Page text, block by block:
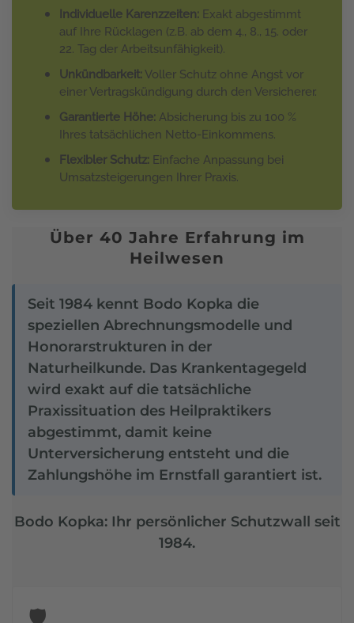
Individuelle Karenzzeiten: Exakt abgestimmt
auf Ihre Rücklagen (z.B. ab dem 4., 8., 15. oder
22. Tag der Arbeitsunfähigkeit).
Unkündbarkeit: Voller Schutz ohne Angst vor
einer Vertragskündigung durch den Versicherer.
Garantierte Höhe: Absicherung bis zu 100 %
Ihres tatsächlichen Netto-Einkommens.
Flexibler Schutz: Einfache Anpassung bei
Umsatzsteigerungen Ihrer Praxis.
Über 40 Jahre Erfahrung im
Heilwesen
Seit 1984 kennt Bodo Kopka die
speziellen Abrechnungsmodelle und
Honorarstrukturen in der
Naturheilkunde. Das Krankentagegeld
wird exakt auf die tatsächliche
Praxissituation des Heilpraktikers
abgestimmt, damit keine
Unterversicherung entsteht und die
Zahlungshöhe im Ernstfall garantiert ist.
Bodo Kopka: Ihr persönlicher Schutzwall seit
1984.
🛡️